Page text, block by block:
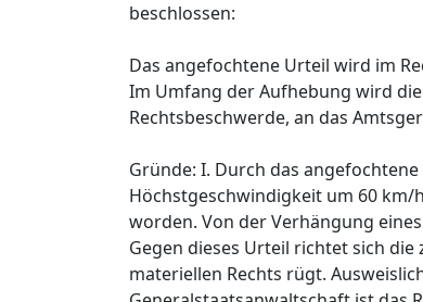
beschlossen:
Das angefochtene Urteil wird im
Im Umfang der Aufhebung wird
Rechtsbeschwerde, an das
Gründe: I. Durch das
Höchstgeschwindigkeit um 60 km/
worden. Von der Verhängung
Gegen dieses Urteil richtet sich
materiellen Rechts rügt.